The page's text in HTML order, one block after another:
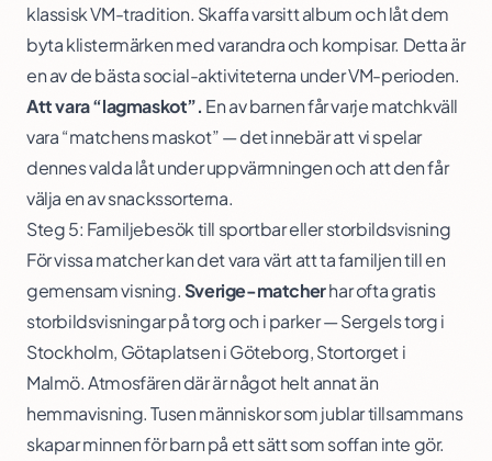
klassisk VM-tradition. Skaffa varsitt album och låt dem
byta klistermärken med varandra och kompisar. Detta är
en av de bästa social-aktiviteterna under VM-perioden.
Att vara “lagmaskot”. En av barnen får varje matchkväll
vara “matchens maskot” — det innebär att vi spelar
dennes valda låt under uppvärmningen och att den får
välja en av snackssorterna.
Steg 5: Familjebesök till sportbar eller storbildsvisning
För vissa matcher kan det vara värt att ta familjen till en
gemensam visning.Sverige-matcherhar ofta gratis
storbildsvisningar på torg och i parker — Sergels torg i
Stockholm, Götaplatsen i Göteborg, Stortorget i
Malmö. Atmosfären där är något helt annat än
hemmavisning. Tusen människor som jublar tillsammans
skapar minnen för barn på ett sätt som soffan inte gör.